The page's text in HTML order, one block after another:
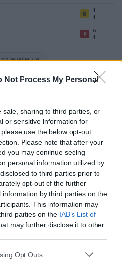
Not Process My Personal
sale, sharing to third parties, or
or sensitive information for
use the below opt-out
Please note that after your
you may continue seeing
personal information utilized by
to third parties prior to
opt-out of the further
by third parties on the
This information may
parties on the IAB’s List of
may further disclose it to other
app uses one or more Google
Opt Outs
R
1
1
P
6
1
WIĘCEJ (7)
(Krosno > Klasa B, gr. III)
znajdzieszwynik meczu, strzelców
i informacje o przebiegu
danych dla kibiców i pasjonatów
nie widzisz tutaj danych z pewnością
Orzeł Milcza
publikujemyoficjalny wynik
jeśli są dostępne.
dostępny jest tutaj:Krosno > Klasa B,
publikujemyskłady wyjściowe,
ligi i dostępnych źródeł.